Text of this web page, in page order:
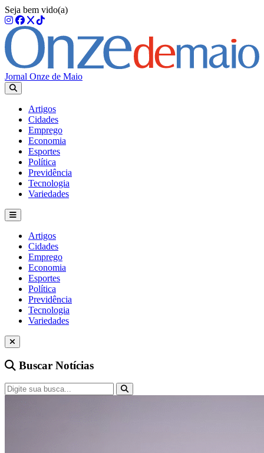
Seja bem vido(a)
Jornal Onze de Maio
Artigos
Cidades
Emprego
Economia
Esportes
Política
Previdência
Tecnologia
Variedades
Artigos
Cidades
Emprego
Economia
Esportes
Política
Previdência
Tecnologia
Variedades
Buscar Notícias